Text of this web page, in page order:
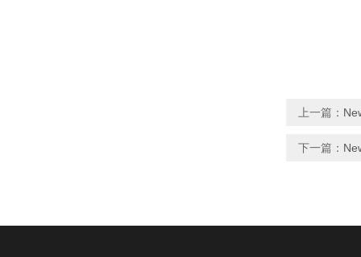
上一篇：
下一篇：